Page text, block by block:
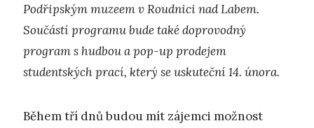
Podřipským muzeem v Roudnici nad Labem.
Součástí programu bude také doprovodný
program s hudbou a pop-up prodejem
studentských prací, který se uskuteční 14. února.
Během tří dnů budou mít zájemci možnost